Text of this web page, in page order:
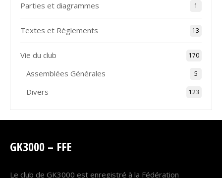
Parties et diagrammes 1
Textes et Règlements 13
Vie du club 170
Assemblées Générales 5
Divers 123
GK3000 – FFE
Le club de GK3000 est enregistré à la Fédération